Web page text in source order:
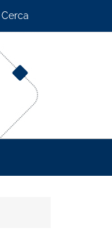
Cerca